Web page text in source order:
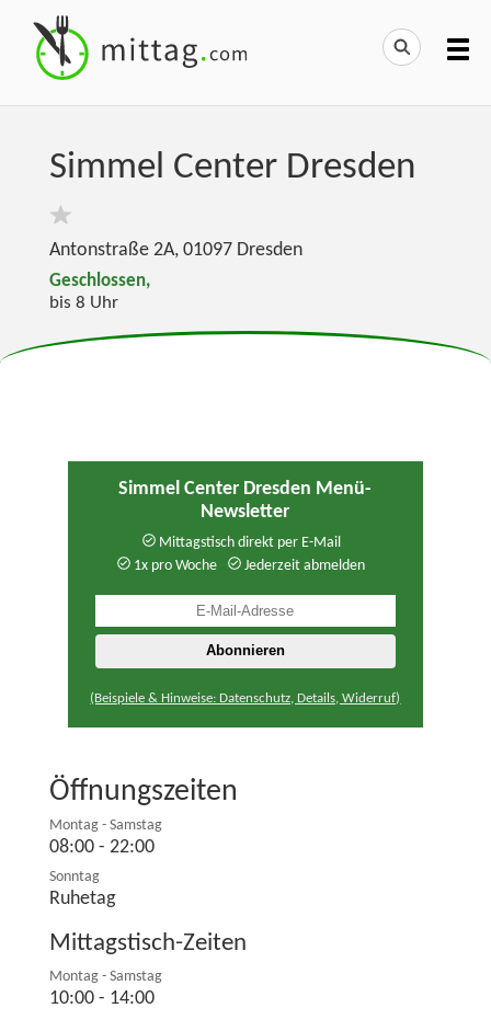
Simmel Center Dresden
Antonstraße 2A, 01097 Dresden
Geschlossen,
bis 8 Uhr
Simmel Center Dresden Menü-
Newsletter
Mittagstisch direkt per E-Mail
1x pro Woche
Jederzeit abmelden
(Beispiele & Hinweise: Datenschutz, Details, Widerruf)
Öffnungszeiten
Montag - Samstag
08:00 - 22:00
Sonntag
Ruhetag
Mittagstisch-Zeiten
Montag - Samstag
10:00 - 14:00